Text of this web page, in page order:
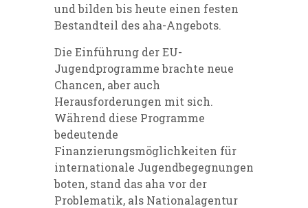
und bilden bis heute einen festen
Bestandteil des aha-Angebots.
Die Einführung der EU-
Jugendprogramme brachte neue
Chancen, aber auch
Herausforderungen mit sich.
Während diese Programme
bedeutende
Finanzierungsmöglichkeiten für
internationale Jugendbegegnungen
boten, stand das aha vor der
Problematik, als Nationalagentur